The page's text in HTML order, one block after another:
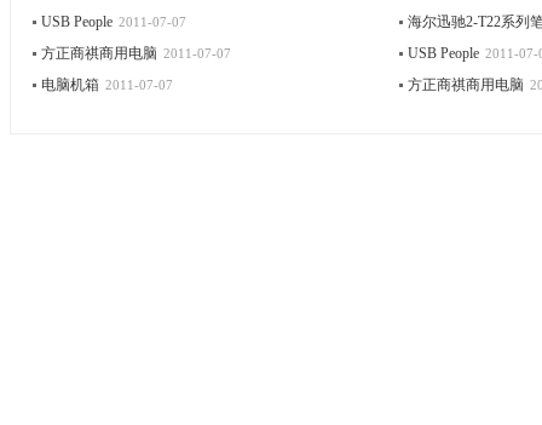
USB People 2011-07-07
方正商祺商用电脑 2011-07-07
电脑机箱 2011-07-07
海尔迅驰2-T22系列
USB People 2011-07-
方正商祺商用电脑